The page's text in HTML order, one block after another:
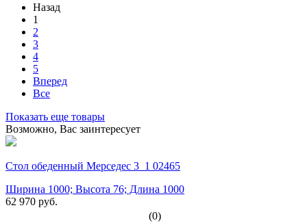
Назад
1
2
3
4
5
Вперед
Все
Показать еще товары
Возможно, Вас заинтересует
Стол обеденный Мерседес 3_1 02465
Ширина 1000; Высота 76; Длина 1000
62 970 руб.
(0)